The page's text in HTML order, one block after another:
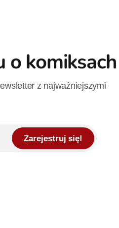
o komiksach
z najważniejszymi
Zarejestruj się!